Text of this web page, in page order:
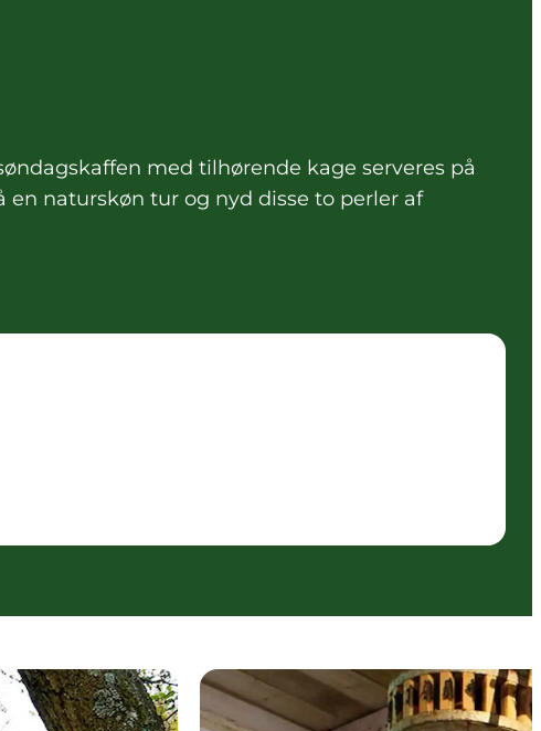
med tilhørende kage serveres på
naturskøn tur og nyd disse to perler af